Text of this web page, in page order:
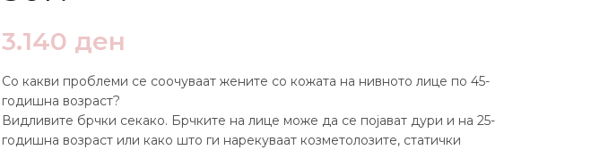
3.140 ден
Со какви проблеми се соочуваат жените со кожата на нивното лице по 45-
годишна возраст?
Видливите брчки секако. Брчките на лице може да се појават дури и на 25-
годишна возраст или како што ги нарекуваат козметолозите, статички